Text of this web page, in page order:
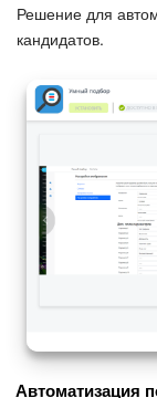
Решение для
кандидатов.
Автоматизация